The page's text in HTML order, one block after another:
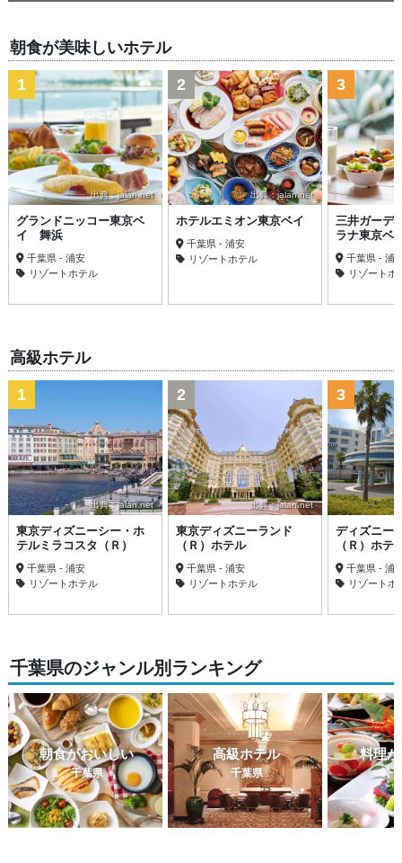
朝食が美味しいホテル
出典：jalan.net
1
グランドニッコー東京ベ
イ 舞浜
千葉県 - 浦安
リゾートホテル
出典：jalan.net
2
ホテルエミオン東京ベイ
千葉県 - 浦安
リゾートホテル
3
三井ガーデ
ラナ東京ベ
千葉県 - 浦
リゾートホ
高級ホテル
出典：jalan.net
1
東京ディズニーシー・ホ
テルミラコスタ（Ｒ）
千葉県 - 浦安
リゾートホテル
出典：jalan.net
2
東京ディズニーランド
（Ｒ）ホテル
千葉県 - 浦安
リゾートホテル
3
ディズニー
（Ｒ）ホテ
千葉県 - 浦
リゾートホ
千葉県のジャンル別ランキング
朝食がおいしい
千葉県
高級ホテル
千葉県
料理